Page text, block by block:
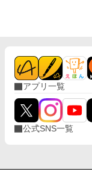
アプリ一覧
公式SNS一覧